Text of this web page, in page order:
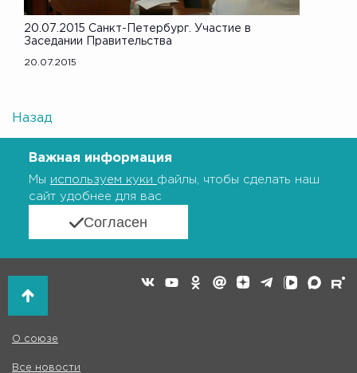
20.07.2015 Санкт-Петербург. Участие в
Заседании Правительства
20.07.2015
Назад
Важная информация
Мы используем куки файлы, чтобы сделать наш
сайт удобнее для вас
Согласен
О союзе
Все новости